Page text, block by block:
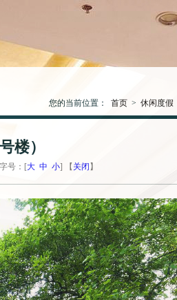
您的当前位置： 首页 > 休闲度假
楼）
号：[大 中 小] 【 关闭 】